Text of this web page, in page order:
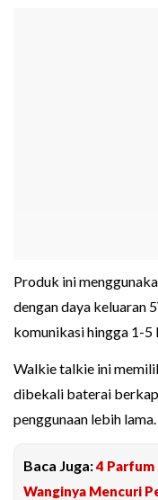
Produk ini
dengan daya keluaran
komunikasi hingga 1-5
Walkie talkie ini
dibekali baterai
penggunaan lebih lama.
Baca Juga:4 Parfum
Wanginya Mencuri